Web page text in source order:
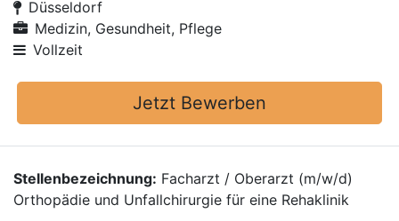
Düsseldorf
Medizin, Gesundheit, Pflege
Vollzeit
Jetzt Bewerben
Stellenbezeichnung: Facharzt / Oberarzt (m/w/d)
Orthopädie und Unfallchirurgie für eine Rehaklinik